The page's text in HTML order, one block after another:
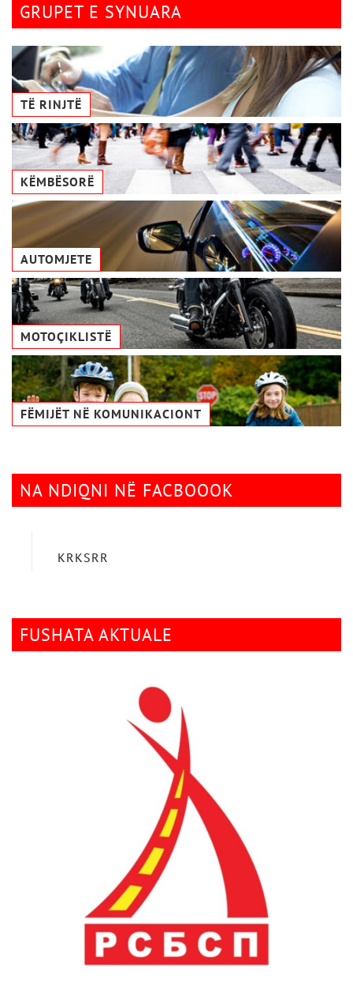
GRUPET E SYNUARA
TË RINJTË
KËMBËSORË
AUTOMJETE
MOTOÇIKLISTË
FËMIJËT NË KOMUNIKACIONТ
NA NDIQNI NË FACBOOOK
KRKSRR
FUSHATA AKTUALE